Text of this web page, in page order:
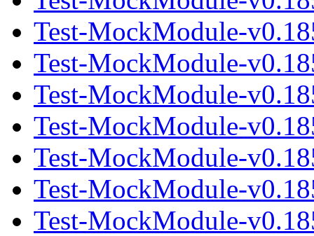
Test-MockModule-
Test-MockModule-
Test-MockModule-
Test-MockModule-
Test-MockModule-
Test-MockModule-
Test-MockModule-